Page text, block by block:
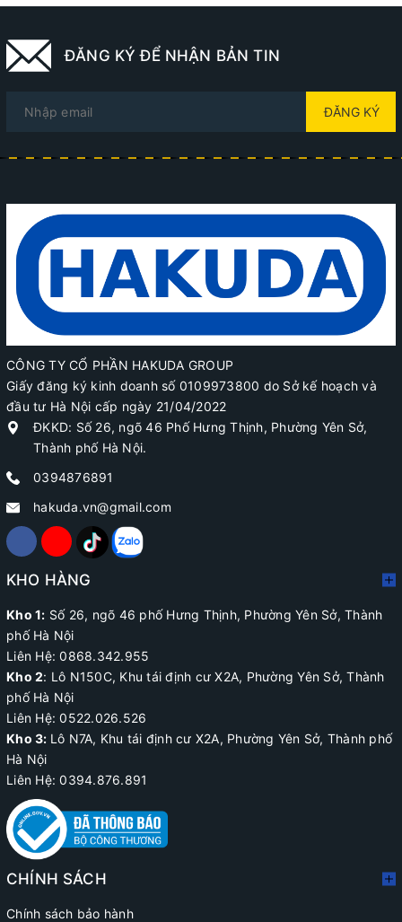
ĐĂNG KÝ ĐỂ NHẬN BẢN TIN
ĐĂNG KÝ
CÔNG TY CỔ PHẦN HAKUDA GROUP
Giấy đăng ký kinh doanh số 0109973800 do Sở kế hoạch và
đầu tư Hà Nội cấp ngày 21/04/2022
ĐKKD: Số 26, ngõ 46 Phố Hưng Thịnh, Phường Yên Sở,
Thành phố Hà Nội.
0394876891
hakuda.vn@gmail.com
KHO HÀNG
Kho 1: Số 26, ngõ 46 phố Hưng Thịnh, Phường Yên Sở, Thành
phố Hà Nội
Liên Hệ: 0868.342.955
Kho 2: Lô N150C, Khu tái định cư X2A, Phường Yên Sở, Thành
phố Hà Nội
Liên Hệ:0522.026.526
Kho 3: Lô N7A, Khu tái định cư X2A, Phường Yên Sở, Thành phố
Hà Nội
Liên Hệ: 0394.876.891
CHÍNH SÁCH
Chính sách bảo hành